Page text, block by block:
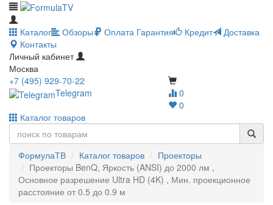
Каталог Обзоры Оплата Гарантия Кредит
Доставка
Контакты
Личный кабинет
Москва
0
0
+7 (495) 929-70-22
Telegram
Каталог товаров
ФормулаТВ Каталог товаров
Проекторы
Проекторы BenQ, Яркость (ANSI) до 2000 лм ,
Основное разрешение Ultra HD (4K) , Мин. проекционное
расстояние от 0.5 до 0.9 м